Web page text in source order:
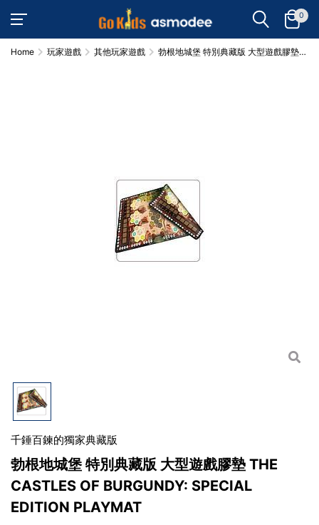
0
Home 玩家遊戲 其他玩家遊戲
勃根地城堡 特別典藏版 大型遊戲膠墊
千錘百鍊的獨家典藏版
勃根地城堡 特別典藏版 大型遊戲膠墊 THE
CASTLES OF BURGUNDY: SPECIAL
EDITION PLAYMAT